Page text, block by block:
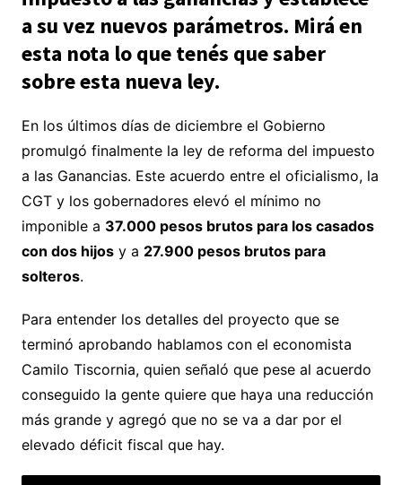
a su vez nuevos parámetros. Mirá en
esta nota lo que tenés que saber
sobre esta nueva ley.
En los últimos días de diciembre el Gobierno
promulgó finalmente la ley de reforma del impuesto
a las Ganancias. Este acuerdo entre el oficialismo, la
CGT y los gobernadores elevó el mínimo no
imponible a 37.000 pesos brutos para los casados
con dos hijosy a 27.900 pesos brutos para
solteros.
Para entender los detalles del proyecto que se
terminó aprobando hablamos con el economista
Camilo Tiscornia, quien señaló que pese al acuerdo
conseguido la gente quiere que haya una reducción
más grande y agregó que no se va a dar por el
elevado déficit fiscal que hay.